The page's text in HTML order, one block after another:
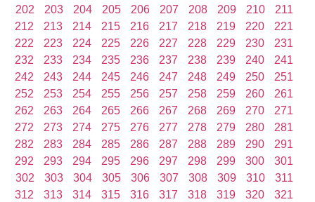
202
203 204 205 206 207 208 209 210
211
212
213 214 215 216 217 218 219 220
221
222
223 224 225 226 227 228 229 230
231
232
233 234 235 236 237 238 239 240
241
242
243 244 245 246 247 248 249 250
251
252
253 254 255 256 257 258 259 260
261
262
263 264 265 266 267 268 269 270
271
272
273 274 275 276 277 278 279 280
281
282
283 284 285 286 287 288 289 290
291
292
293 294 295 296 297 298 299 300
301
302
303 304 305 306 307 308 309 310
311
312
313 314 315 316 317 318 319 320
321